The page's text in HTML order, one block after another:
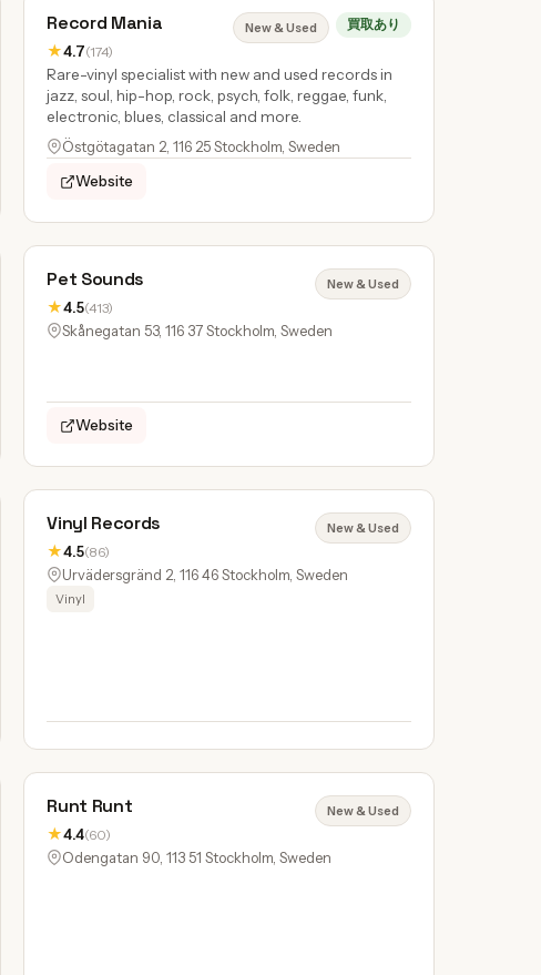
Record Mania
★4.7(174)
New & Used 買取あり
Rare-vinyl specialist with new and used records in
jazz, soul, hip-hop, rock, psych, folk, reggae, funk,
electronic, blues, classical and more.
Östgötagatan 2, 116 25 Stockholm, Sweden
Website
Pet Sounds
★4.5(413)
New & Used
Skånegatan 53, 116 37 Stockholm, Sweden
Website
Vinyl Records
★4.5(86)
New & Used
Urvädersgränd 2, 116 46 Stockholm, Sweden
Vinyl
Runt Runt
★4.4(60)
New & Used
Odengatan 90, 113 51 Stockholm, Sweden